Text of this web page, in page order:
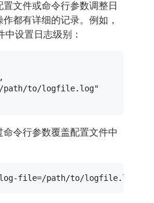
文件或命令行参数调整日
都有详细的记录。例如，
中设置日志级别：
,
path/to/logfile.log"
令行参数覆盖配置文件中